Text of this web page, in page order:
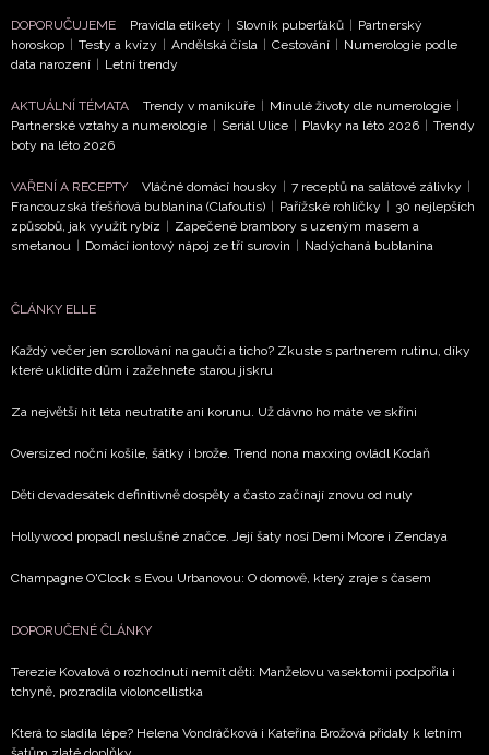
Vašimi údaji pracovat zejména k organizaci a
vyhodnocení akce a zasílání novinek.
informace od našich partnerů? Pokud souhlasíte se
zpracováním údajů k tomuto účelu podleZásad ochrany
soukromí BurdaMedia Extra s.r.o.
DOPORUČUJEME Pravidla etikety Slovník puberťáků
Partnerský
horoskop
Testy a kvízy Andělská čísla Cestování
Numerologie podle
data narození
Letní trendy
AKTUÁLNÍ TÉMATA Trendy v manikúře Minulé životy dle numerologie
Partnerské vztahy a numerologie
Seriál Ulice Plavky na léto 2026
Trendy
boty na léto 2026
VAŘENÍ A RECEPTY Vláčné domácí housky 7 receptů na salátové zálivky
Francouzská třešňová bublanina (Clafoutis)
Pařížské rohlíčky
30 nejlepších
způsobů, jak využít rybíz
Zapečené brambory s uzeným masem a
smetanou
Domácí iontový nápoj ze tří surovin Nadýchaná bublanina
ČLÁNKY ELLE
Každý večer jen scrollování na gauči a ticho? Zkuste s partnerem rutinu, díky
které uklidíte dům i zažehnete starou jiskru
Za největší hit léta neutratíte ani korunu. Už dávno ho máte ve skříni
Oversized noční košile, šátky i brože. Trend nona maxxing ovládl Kodaň
Děti devadesátek definitivně dospěly a často začínají znovu od nuly
Hollywood propadl neslušné značce. Její šaty nosí Demi Moore i Zendaya
Champagne O'Clock s Evou Urbanovou: O domově, který zraje s časem
DOPORUČENÉ ČLÁNKY
Terezie Kovalová o rozhodnutí nemít děti: Manželovu vasektomii podpořila i
tchyně, prozradila violoncellistka
Která to sladila lépe? Helena Vondráčková i Kateřina Brožová přidaly k letním